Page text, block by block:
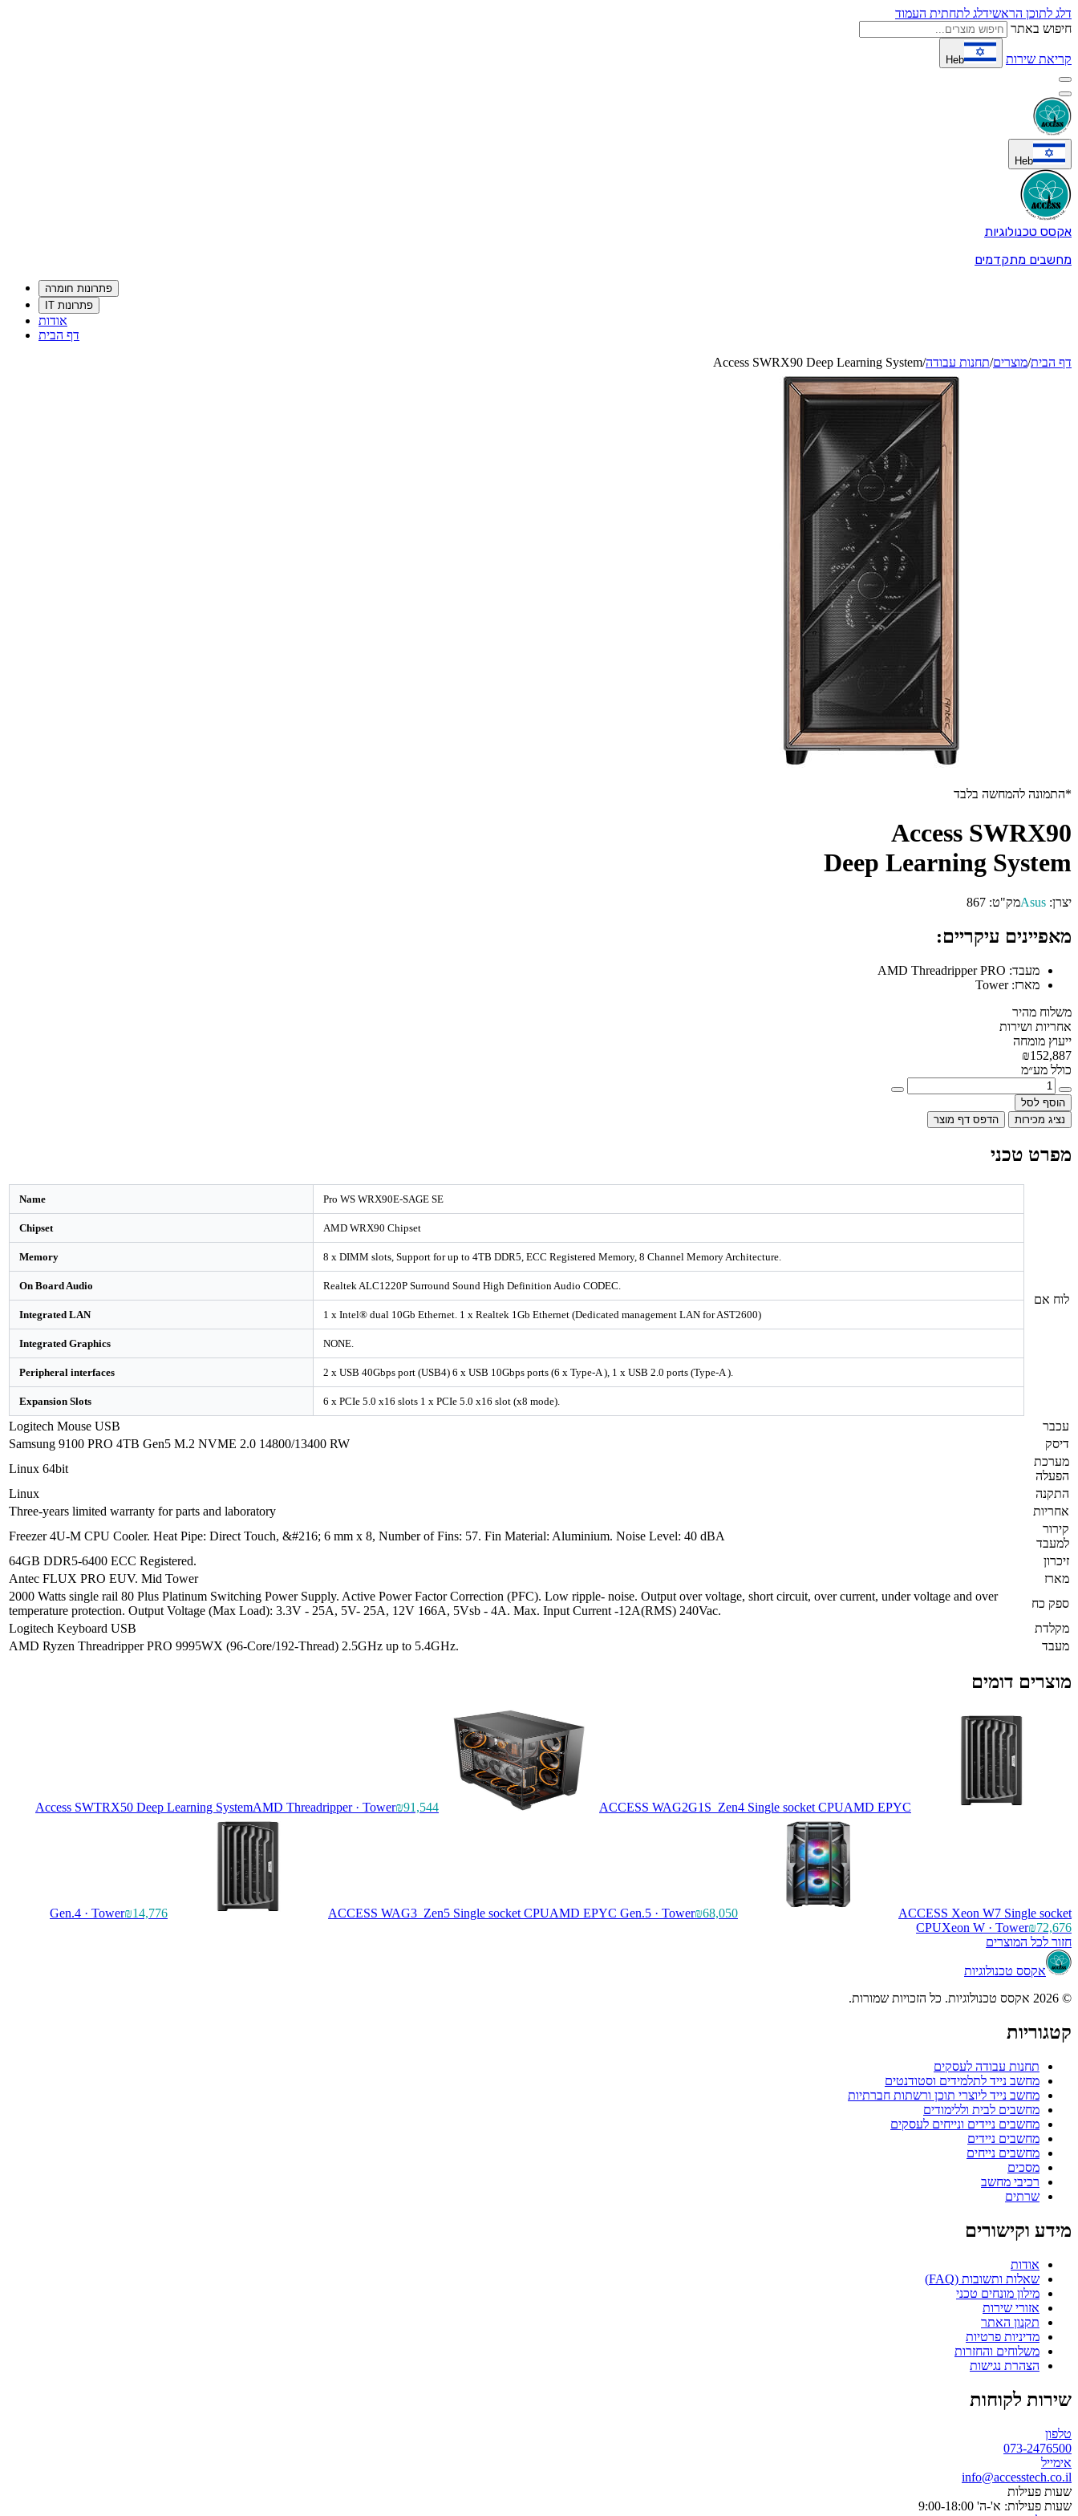
דלג לתוכן הראשידלג לתחתית העמוד
חיפוש באתר
קריאת שירות Heb
Heb
אקסס טכנולוגיות
מחשבים מתקדמים
פתרונות חומרה
פתרונות IT
אודות
דף הבית
דף הבית/מוצרים/תחנות עבודה/
Access SWRX90 Deep Learning System
*התמונה להמחשה בלבד
Access SWRX90
Deep Learning System
יצרן: Asusמק"ט: 867
מאפיינים עיקריים:
מעבד:
מארז: Tower
משלוח מהיר
אחריות ושירות
ייעוץ מומחה
₪152,887
כולל מע״מ
הוסף לסל
נציג מכירות
הדפס דף מוצר
מפרט טכני
לוח אם
Name Pro WS WRX90E-SAGE SE
Chipset AMD WRX90 Chipset
Memory 8 x DIMM slots, Support for up to 4TB DDR5, ECC Registered Memory, 8 Channel Memory Architecture.
On Board Audio Realtek ALC1220P Surround Sound High Definition Audio CODEC.
Integrated LAN 1 x Intel® dual 10Gb Ethernet. 1 x Realtek 1Gb Ethernet (Dedicated management LAN for AST2600)
Integrated Graphics NONE.
Peripheral interfaces 2 x USB 40Gbps port (USB4) 6 x USB 10Gbps ports (6 x Type-A ), 1 x USB 2.0 ports (Type-A ).
Expansion Slots 6 x PCIe 5.0 x16 slots 1 x PCIe 5.0 x16 slot (x8 mode).
עכבר
Logitech Mouse USB
דיסק
Samsung 9100 PRO 4TB Gen5 M.2 NVME 2.0 14800/13400 RW
מערכת
הפעלה
Linux 64bit
התקנה
Linux
אחריות
Three-years limited warranty for parts and laboratory
קירור
למעבד
Freezer 4U-M CPU Cooler. Heat Pipe: Direct Touch, &#216; 6 mm x 8, Number of Fins: 57. Fin Material: Aluminium. Noise Level: 40 dBA
זיכרון
64GB DDR5-6400 ECC Registered.
מארז
Antec FLUX PRO EUV. Mid Tower
ספק כח
2000 Watts single rail 80 Plus Platinum Switching Power Supply. Active Power Factor Correction (PFC). Low ripple- noise. Output over voltage, short circuit, over current, under voltage and over
temperature protection. Output Voltage (Max Load): 3.3V - 25A, 5V- 25A, 12V 166A, 5Vsb - 4A. Max. Input Current -12A(RMS) 240Vac.
מקלדת
Logitech Keyboard USB
מעבד
AMD Ryzen Threadripper PRO 9995WX (96-Core/192-Thread) 2.5GHz up to 5.4GHz.
מוצרים דומים
Access SWTRX50 Deep Learning SystemAMD Threadripper · Tower₪91,544 ACCESS WAG2G1S_Zen4 Single socket CPUAMD EPYC
Gen.4 · Tower₪14,776 ACCESS WAG3_Zen5 Single socket CPUAMD EPYC Gen.5 · Tower₪68,050
ACCESS Xeon W7 Single socket
CPUXeon W · Tower₪72,676
חזור לכל המוצרים
אקסס טכנולוגיות
© 2026 אקסס טכנולוגיות. כל הזכויות שמורות.
קטגוריות
תחנות עבודה לעסקים
מחשב נייד לתלמידים וסטודנטים
מחשב נייד ליוצרי תוכן ורשתות חברתיות
מחשבים לבית וללימודים
מחשבים ניידים ונייחים לעסקים
מחשבים ניידים
מחשבים נייחים
מסכים
רכיבי מחשב
שרתים
מידע וקישורים
אודות
שאלות ותשובות (FAQ)
מילון מונחים טכני
אזורי שירות
תקנון האתר
מדיניות פרטיות
משלוחים והחזרות
הצהרת נגישות
שירות לקוחות
טלפון
073-2476500
אימייל
info@accesstech.co.il
שעות פעילות
שעות פעילות: א'-ה' 9:00-18:00